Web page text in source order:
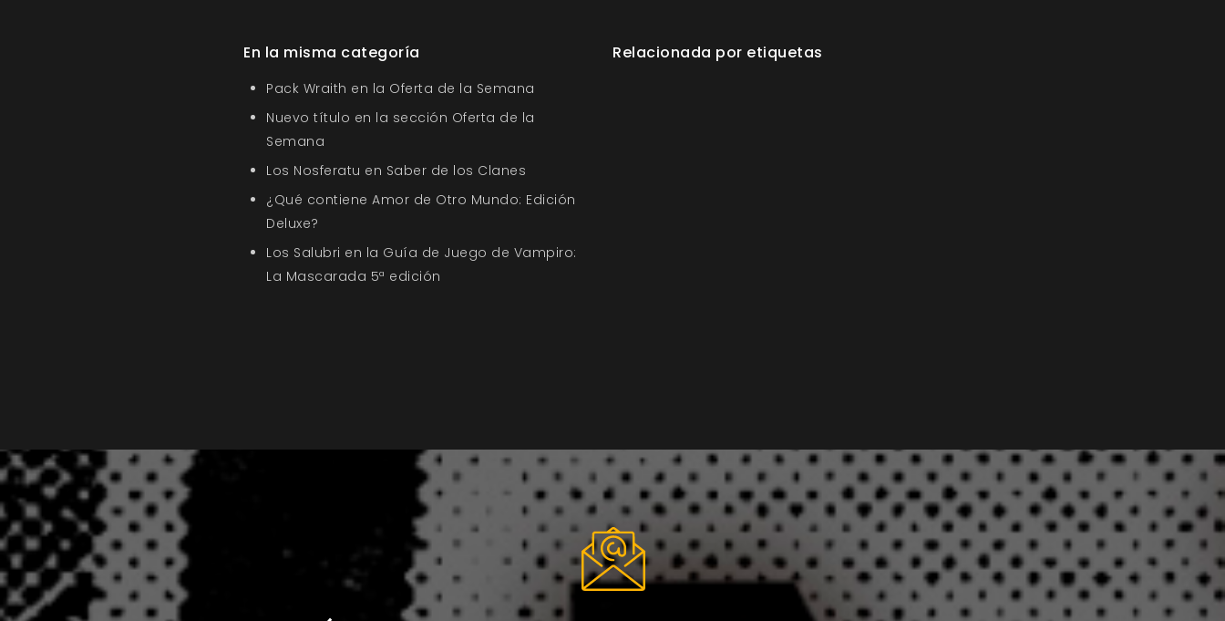
En la misma categoría
Pack Wraith en la Oferta de la Semana
Nuevo título en la sección Oferta de la
Semana
Los Nosferatu en Saber de los Clanes
¿Qué contiene Amor de Otro Mundo: Edición
Deluxe?
Los Salubri en la Guía de Juego de Vampiro:
La Mascarada 5ª edición
Relacionada por etiquetas